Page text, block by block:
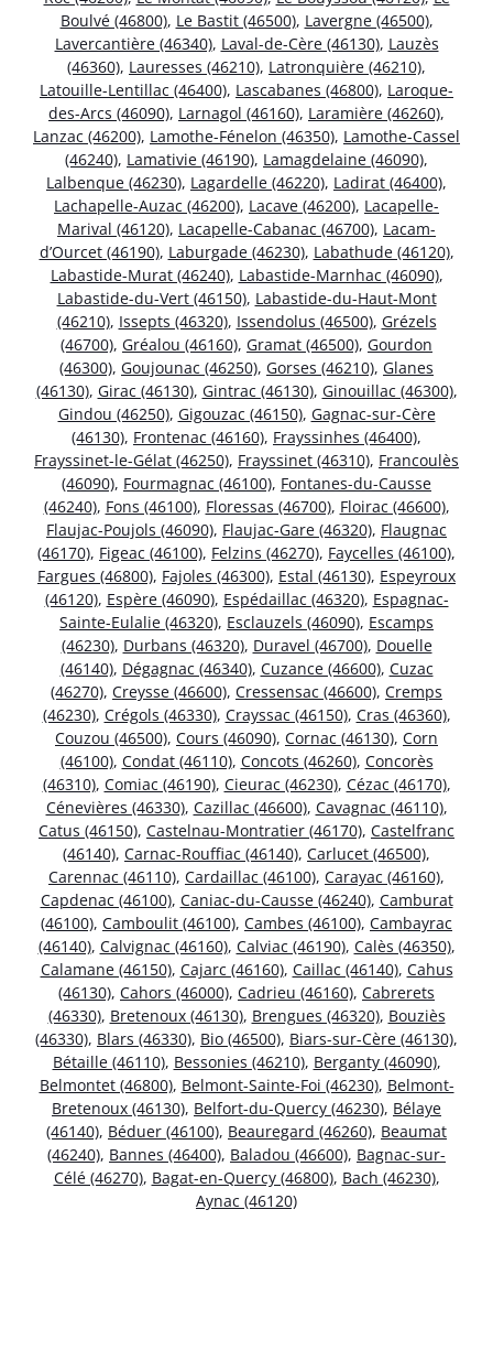
Boulvé (46800), Le Bastit (46500), Lavergne (46500),
Lavercantière (46340), Laval-de-Cère (46130), Lauzès
(46360), Lauresses (46210), Latronquière (46210),
Latouille-Lentillac (46400), Lascabanes (46800), Laroque-
des-Arcs (46090), Larnagol (46160), Laramière (46260),
Lanzac (46200), Lamothe-Fénelon (46350), Lamothe-Cassel
(46240), Lamativie (46190), Lamagdelaine (46090),
Lalbenque (46230), Lagardelle (46220), Ladirat (46400),
Lachapelle-Auzac (46200), Lacave (46200), Lacapelle-
Marival (46120), Lacapelle-Cabanac (46700), Lacam-
d’Ourcet (46190), Laburgade (46230), Labathude (46120),
Labastide-Murat (46240), Labastide-Marnhac (46090),
Labastide-du-Vert (46150), Labastide-du-Haut-Mont
(46210), Issepts (46320), Issendolus (46500), Grézels
(46700), Gréalou (46160), Gramat (46500), Gourdon
(46300), Goujounac (46250), Gorses (46210), Glanes
(46130), Girac (46130), Gintrac (46130), Ginouillac (46300),
Gindou (46250), Gigouzac (46150), Gagnac-sur-Cère
(46130), Frontenac (46160), Frayssinhes (46400),
Frayssinet-le-Gélat (46250), Frayssinet (46310), Francoulès
(46090), Fourmagnac (46100), Fontanes-du-Causse
(46240), Fons (46100), Floressas (46700), Floirac (46600),
Flaujac-Poujols (46090), Flaujac-Gare (46320), Flaugnac
(46170), Figeac (46100), Felzins (46270), Faycelles (46100),
Fargues (46800), Fajoles (46300), Estal (46130), Espeyroux
(46120), Espère (46090), Espédaillac (46320), Espagnac-
Sainte-Eulalie (46320), Esclauzels (46090), Escamps
(46230), Durbans (46320), Duravel (46700), Douelle
(46140), Dégagnac (46340), Cuzance (46600), Cuzac
(46270), Creysse (46600), Cressensac (46600), Cremps
(46230), Crégols (46330), Crayssac (46150), Cras (46360),
Couzou (46500), Cours (46090), Cornac (46130), Corn
(46100), Condat (46110), Concots (46260), Concorès
(46310), Comiac (46190), Cieurac (46230), Cézac (46170),
Cénevières (46330), Cazillac (46600), Cavagnac (46110),
Catus (46150), Castelnau-Montratier (46170), Castelfranc
(46140), Carnac-Rouffiac (46140), Carlucet (46500),
Carennac (46110), Cardaillac (46100), Carayac (46160),
Capdenac (46100), Caniac-du-Causse (46240), Camburat
(46100), Camboulit (46100), Cambes (46100), Cambayrac
(46140), Calvignac (46160), Calviac (46190), Calès (46350),
Calamane (46150), Cajarc (46160), Caillac (46140), Cahus
(46130), Cahors (46000), Cadrieu (46160), Cabrerets
(46330), Bretenoux (46130), Brengues (46320), Bouziès
(46330), Blars (46330), Bio (46500), Biars-sur-Cère (46130),
Bétaille (46110), Bessonies (46210), Berganty (46090),
Belmontet (46800), Belmont-Sainte-Foi (46230), Belmont-
Bretenoux (46130), Belfort-du-Quercy (46230), Bélaye
(46140), Béduer (46100), Beauregard (46260), Beaumat
(46240), Bannes (46400), Baladou (46600), Bagnac-sur-
Célé (46270), Bagat-en-Quercy (46800), Bach (46230),
Aynac (46120)